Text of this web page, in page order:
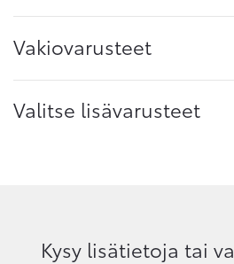
Vakiovarusteet
Valitse lisävarusteet
Kysy lisätietoja tai